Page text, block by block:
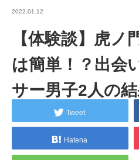
2022.01.12
【体験談】虎ノ
は簡単！？出会
サー男子2人の
Tweet
Hatena